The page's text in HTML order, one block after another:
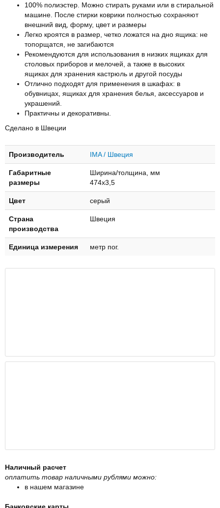
100% полиэстер. Можно стирать руками или в стиральной
машине. После стирки коврики полностью сохраняют
внешний вид, форму, цвет и размеры
Легко кроятся в размер, четко ложатся на дно ящика: не
топорщатся, не загибаются
Рекомендуются для использования в низких ящиках для
столовых приборов и мелочей, а также в высоких
ящиках для хранения кастрюль и другой посуды
Отлично подходят для применения в шкафах: в
обувницах, ящиках для хранения белья, аксессуаров и
украшений.
Практичны и декоративны.
Сделано в Швеции
Производитель IMA / Швеция
Габаритные
размеры
Ширина/толщина, мм
474х3,5
Цвет серый
Страна
производства
Швеция
Единица измерения метр пог.
Наличный расчет
оплатить товар наличными рублями можно:
в нашем магазине
Банковские карты